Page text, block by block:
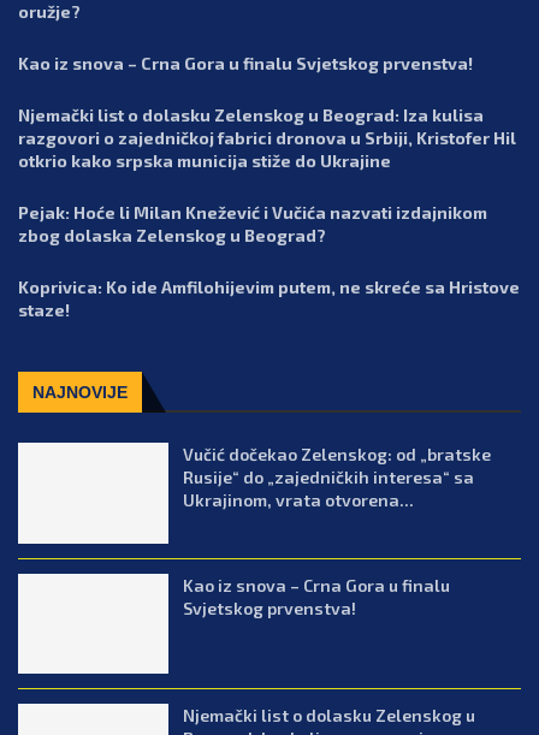
oružje?
Kao iz snova – Crna Gora u finalu Svjetskog prvenstva!
Njemački list o dolasku Zelenskog u Beograd: Iza kulisa
razgovori o zajedničkoj fabrici dronova u Srbiji, Kristofer Hil
otkrio kako srpska municija stiže do Ukrajine
Pejak: Hoće li Milan Knežević i Vučića nazvati izdajnikom
zbog dolaska Zelenskog u Beograd?
Koprivica: Ko ide Amfilohijevim putem, ne skreće sa Hristove
staze!
NAJNOVIJE
Vučić dočekao Zelenskog: od „bratske
Rusije“ do „zajedničkih interesa“ sa
Ukrajinom, vrata otvorena...
Kao iz snova – Crna Gora u finalu
Svjetskog prvenstva!
Njemački list o dolasku Zelenskog u